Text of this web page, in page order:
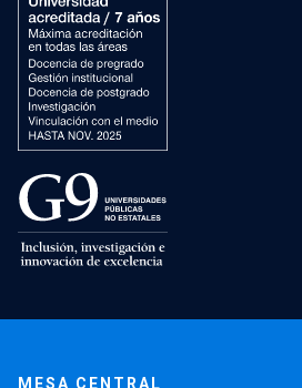
MESA CENTRAL